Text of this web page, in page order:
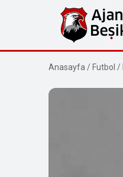
Anasayfa / Futbol /